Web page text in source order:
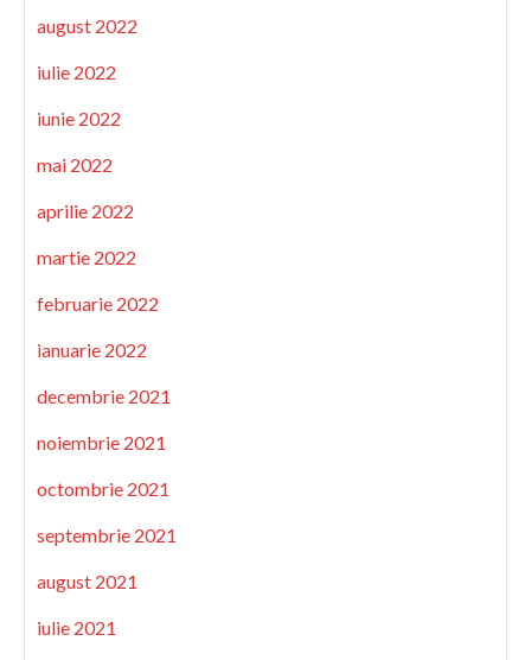
august 2022
iulie 2022
iunie 2022
mai 2022
aprilie 2022
martie 2022
februarie 2022
ianuarie 2022
decembrie 2021
noiembrie 2021
octombrie 2021
septembrie 2021
august 2021
iulie 2021